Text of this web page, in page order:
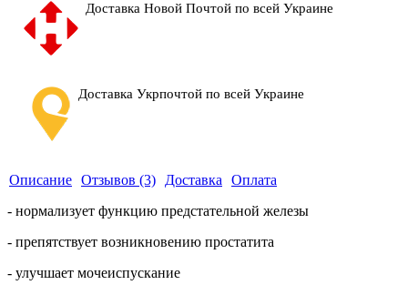
Доставка Новой Почтой по всей Украине
Доставка Укрпочтой по всей Украине
Описание Отзывов (3) Доставка
Оплата
- нормализует функцию предстательной железы
- препятствует возникновению простатита
- улучшает мочеиспускание